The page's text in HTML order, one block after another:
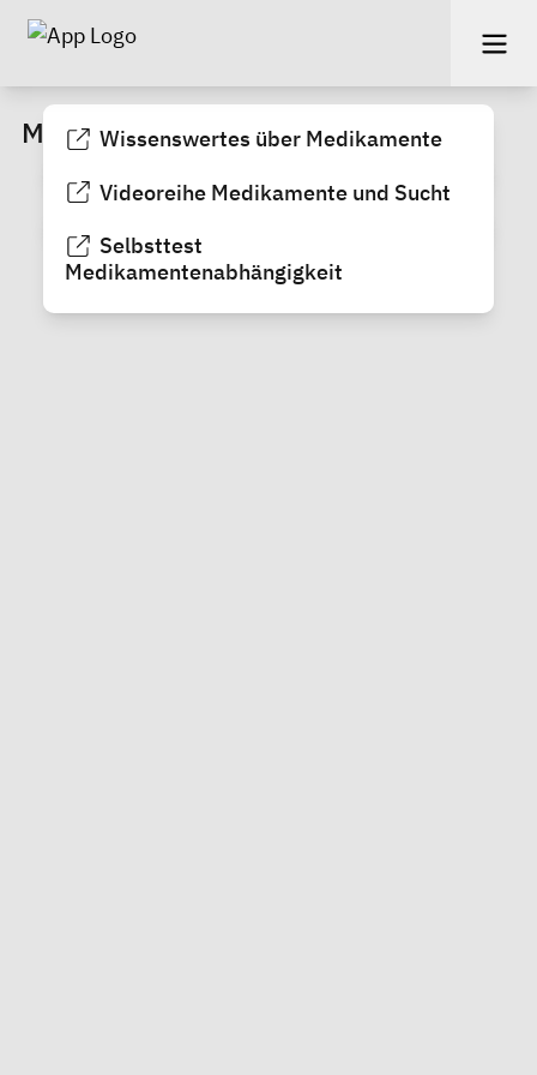
Medikamente
Wissenswertes über Medikamente
Videoreihe Medikamente und Sucht
Selbsttest
Medikamentenabhängigkeit